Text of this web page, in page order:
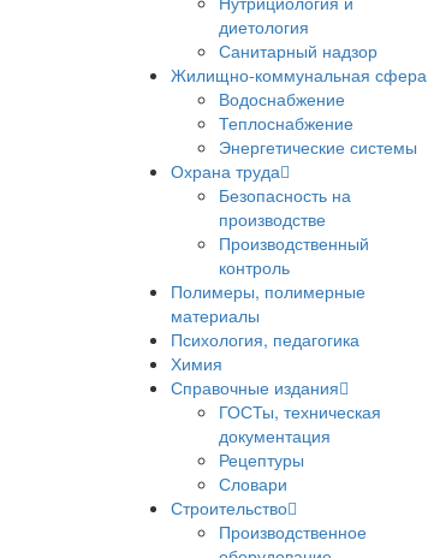
диетология
Санитарный надзор
Жилищно-коммунальная сфера
Водоснабжение
Теплоснабжение
Энергетические системы
Охрана труда
Безопасность на
производстве
Производственный
контроль
Полимеры, полимерные
материалы
Психология, педагогика
Химия
Справочные издания
ГОСТы, техническая
документация
Рецептуры
Словари
Строительство
Производственное